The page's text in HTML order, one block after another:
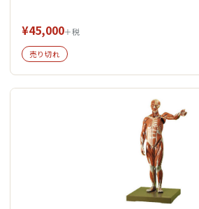
¥45,000＋税
売り切れ